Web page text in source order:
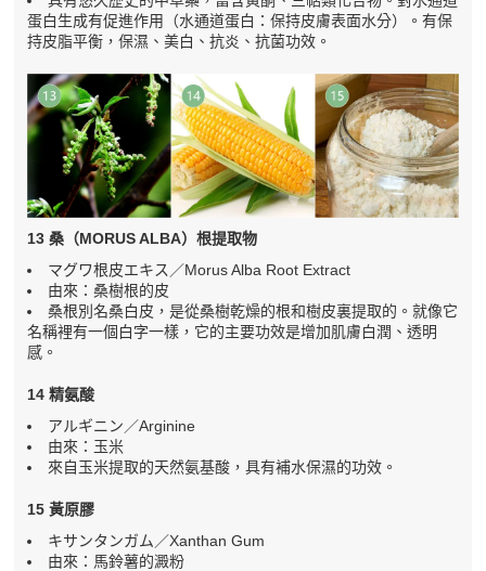
蛋白生成有促進作用（水通道蛋白：保持皮膚表面水分）。有保
持皮脂平衡，保濕、美白、抗炎、抗菌功效。
13 桑（MORUS ALBA）根提取物
マグワ根皮エキス／Morus Alba Root Extract
由來：桑樹根的皮
桑根別名桑白皮，是從桑樹乾燥的根和樹皮裏提取的。就像它
名稱裡有一個白字一樣，它的主要功效是增加肌膚白潤、透明
感。
14 精氨酸
アルギニン／Arginine
由來：玉米
來自玉米提取的天然氨基酸，具有補水保濕的功效。
15 黃原膠
キサンタンガム／Xanthan Gum
由來：馬鈴薯的澱粉